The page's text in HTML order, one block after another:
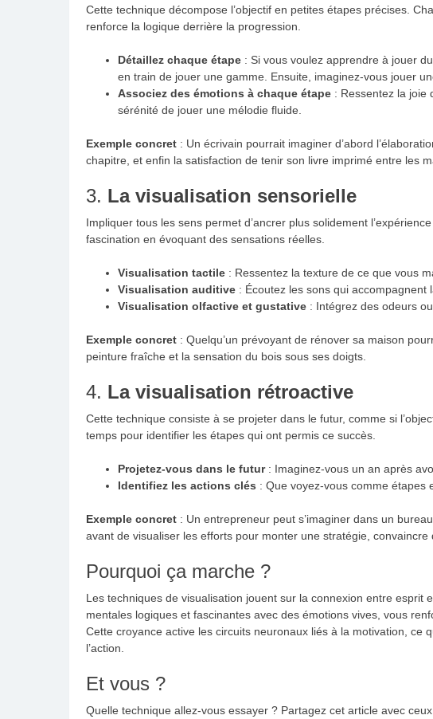
Cette technique décompose l’objectif en petites étapes précises.
renforce la logique derrière la progression.
Détaillez chaque étape : Si vous voulez apprendre à jouer
en train de jouer une gamme. Ensuite, imaginez-vous jouer
Associez des émotions à chaque étape : Ressentez la joie
sérénité de jouer une mélodie fluide.
Exemple concret : Un écrivain pourrait imaginer d’abord
chapitre, et enfin la satisfaction de tenir son livre imprimé entre les
3. La visualisation sensorielle
Impliquer tous les sens permet d’ancrer plus solidement
fascination en évoquant des sensations réelles.
Visualisation tactile : Ressentez la texture de ce que vous
Visualisation auditive : Écoutez les sons qui accompagnent
Visualisation olfactive et gustative : Intégrez des odeurs
Exemple concret : Quelqu’un prévoyant de rénover sa maison
peinture fraîche et la sensation du bois sous ses doigts.
4. La visualisation rétroactive
Cette technique consiste à se projeter dans le futur, comme si
temps pour identifier les étapes qui ont permis ce succès.
Projetez-vous dans le futur: Imaginez-vous un an après
Identifiez les actions clés : Que voyez-vous comme étapes
Exemple concret : Un entrepreneur peut s’imaginer dans un
avant de visualiser les efforts pour monter une stratégie, convaincre
Pourquoi ça marche ?
Les techniques de visualisation jouent sur la connexion entre esprit
mentales logiques et fascinantes avec des émotions vives, vous
Cette croyance active les circuits neuronaux liés à la motivation, ce
l’action.
Et vous ?
Quelle technique allez-vous essayer ? Partagez cet article avec